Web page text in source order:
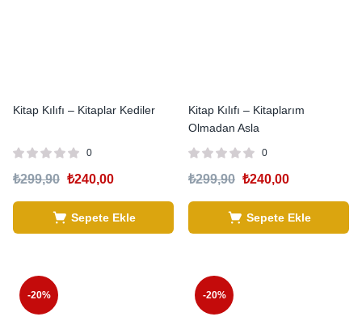
Kitap Kılıfı – Kitaplar Kediler
0
₺299,90 ₺240,00
Sepete Ekle
Kitap Kılıfı – Kitaplarım
Olmadan Asla
0
₺299,90 ₺240,00
Sepete Ekle
-20% -20%